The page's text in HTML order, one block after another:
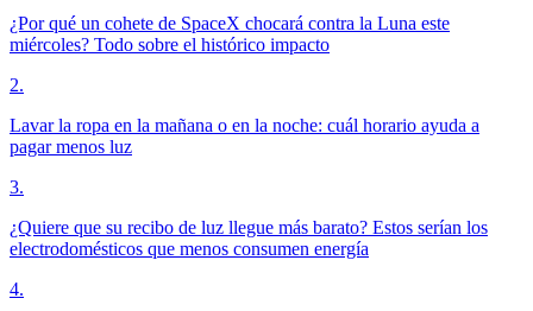
¿Por qué un cohete de SpaceX chocará contra la Luna este
miércoles? Todo sobre el histórico impacto
2.
Lavar la ropa en la mañana o en la noche: cuál horario ayuda a
pagar menos luz
3.
¿Quiere que su recibo de luz llegue más barato? Estos serían los
electrodomésticos que menos consumen energía
4.